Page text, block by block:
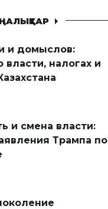
и домыслов:
власти, налогах и
и смена власти:
Трампа по